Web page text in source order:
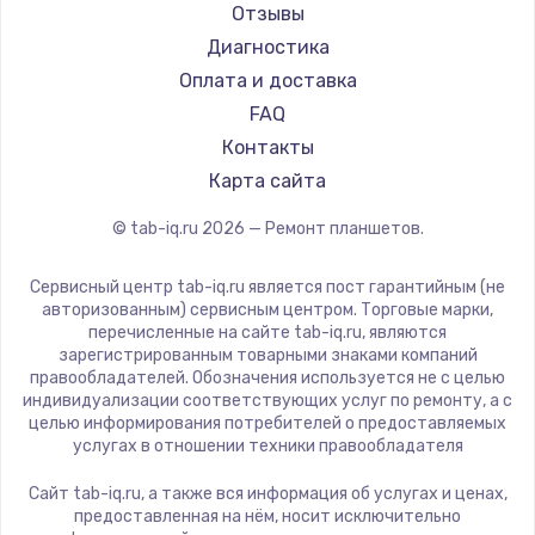
1450 руб.
Заказать
Замена шим-контроллера
3900 руб.
Заказать
1040 руб.
Заказать
Ремонт петель крышки
1195 руб.
Aquarius
Philips
Dell
HP
Getac
ZTE
CHUWI
Отзывы
Диагностика
Оплата и доставка
FAQ
Контакты
Карта сайта
© tab-iq.ru 2026 — Ремонт планшетов.
Сервисный центр tab-iq.ru является пост гарантийным (не
авторизованным) сервисным центром. Торговые марки,
перечисленные на сайте tab-iq.ru, являются
зарегистрированным товарными знаками компаний
правообладателей. Обозначения используется не с целью
индивидуализации соответствующих услуг по ремонту, а с
целью информирования потребителей о предоставляемых
услугах в отношении техники правообладателя
Сайт tab-iq.ru, а также вся информация об услугах и ценах,
предоставленная на нём, носит исключительно